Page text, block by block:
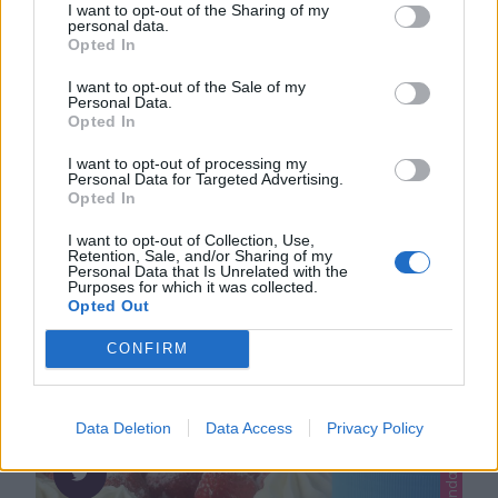
I want to opt-out of the Sharing of my
personal data.
Opted In
I want to opt-out of the Sale of my
Personal Data.
Opted In
I want to opt-out of processing my
Personal Data for Targeted Advertising.
Opted In
I want to opt-out of Collection, Use,
Retention, Sale, and/or Sharing of my
Personal Data that Is Unrelated with the
Purposes for which it was collected.
Opted Out
CONFIRM
Data Deletion Data Access Privacy Policy
NYTTIG BANANCHOKLADKLADDKAKA
I samarbete med Modifast Sverige. Läs mer om
Modifast – klicka här! ERBJUDANDE!Du får 15% rabatt
och FRI FRAKT på Modifast alla produkter. Gäller tom
18/10-20. Rabattkod: Linda15Klicka här för att beställa
Modifast chokladpudding-pulver! Hälsosam
bra näringsämnen. Klicka här för …